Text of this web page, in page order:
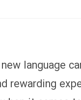
language
rewarding